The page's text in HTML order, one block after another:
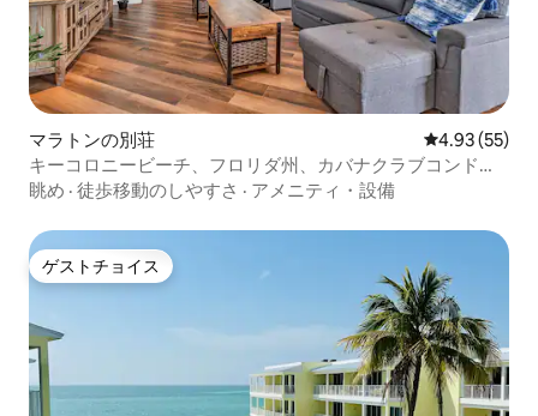
マラトンの別荘 レビュー55
4.93 (55)
キーコロニービーチ、フロリダ州、カバナクラブコンドミ
ニアム
眺め · 徒歩移動のしやすさ · アメニティ・設備
ゲストチョイス
ゲストチョイス